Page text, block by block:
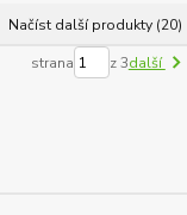
Načíst další produkty (20)
strana z 3další